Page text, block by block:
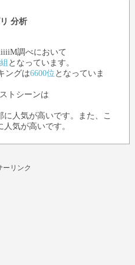
分析
調べにおいて
となっています。
ングは6600位 となっていま
トシーンは
に人気が高いです。また、こ
気が高いです。
ーリンク